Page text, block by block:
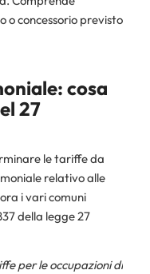
o concessorio previsto
cosa
27
le tariffe da
relativo alle
i vari comuni
della legge 27
per le occupazioni di